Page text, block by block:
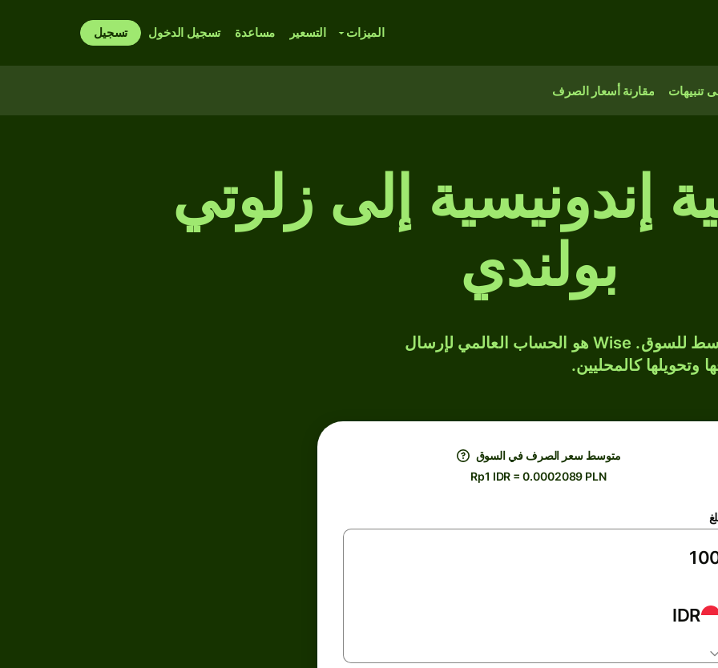
الميزات التسعير مساعدة تسجيل الدخول تسجيل
تنبيهات مقارنة أسعار الصرف
إندونيسية إلى زلوتي
بولندي
حوّل IDR إلى PLN بسعر الصرف المتوسط للسوق. Wise هو الحساب العالمي لإرسال
وتحويلها كالمحليين.
متوسط ​​سعر الصرف في السوق
Rp1 IDR = 0.0002089 PLN
IDR